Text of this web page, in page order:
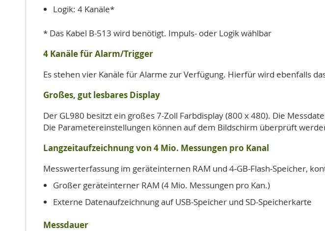
Logik: 4 Kanäle*
* Das Kabel B-513 wird benötigt. Impuls- oder Logik wählbar
4 Kanäle für Alarm/Trigger
Es stehen vier Kanäle für Alarme zur Verfügung. Hierfür wird ebenfalls
Großes, gut lesbares Display
Der GL980 besitzt ein großes 7-Zoll Farbdisplay (800 x 480). Die
Die Parametereinstellungen können auf dem Bildschirm überprüft
Langzeitaufzeichnung von 4 Mio. Messungen pro Kanal
Messwerterfassung im geräteinternen RAM und 4-GB-Flash-Speicher,
Großer geräteinterner RAM (4 Mio. Messungen pro Kan.)
Externe Datenaufzeichnung auf USB-Speicher und SD-Speicherkarte
Messdauer